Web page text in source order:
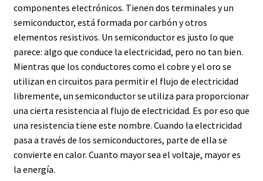
componentes electrónicos. Tienen dos terminales y un
semiconductor, está formada por carbón y otros
elementos resistivos. Un semiconductor es justo lo que
parece: algo que conduce la electricidad, pero no tan bien.
Mientras que los conductores como el cobre y el oro se
utilizan en circuitos para permitir el flujo de electricidad
libremente, un semiconductor se utiliza para proporcionar
una cierta resistencia al flujo de electricidad. Es por eso que
una resistencia tiene este nombre. Cuando la electricidad
pasa a través de los semiconductores, parte de ella se
convierte en calor. Cuanto mayor sea el voltaje, mayor es
la energía.